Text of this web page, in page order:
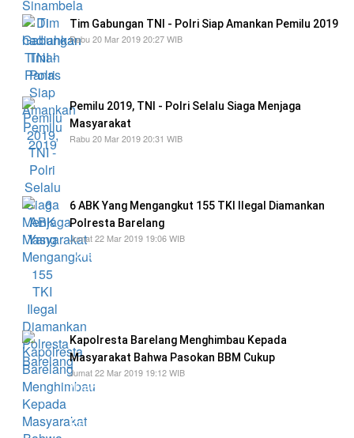
Tim Gabungan TNI - Polri Siap Amankan Pemilu 2019
Rabu 20 Mar 2019 20:27 WIB
Pemilu 2019, TNI - Polri Selalu Siaga Menjaga
Masyarakat
Rabu 20 Mar 2019 20:31 WIB
6 ABK Yang Mengangkut 155 TKI Ilegal Diamankan
Polresta Barelang
Jumat 22 Mar 2019 19:06 WIB
"Oleh karena itu, pihak Polresta Barelang
Kapolresta Barelang Menghimbau Kepada
Masyarakat Bahwa Pasokan BBM Cukup
Jumat 22 Mar 2019 19:12 WIB
"Dari rapat koordinasi kemarin pada pukul
Perindustrian dan Perdagangan Kota Batam